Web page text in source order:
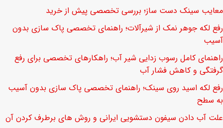
معایب سینک دست ساز؛ بررسی تخصصی پیش از خرید
رفع لکه جوهر نمک از شیرآلات؛ راهنمای تخصصی پاک سازی بدون
آسیب
راهنمای کامل رسوب زدایی شیر آب؛ راهکارهای تخصصی برای رفع
گرفتگی و کاهش فشار آب
رفع لکه اسید روی سینک؛ راهنمای تخصصی پاک سازی بدون آسیب
به سطح
علت آب دادن سیفون دستشویی ایرانی و روش های برطرف کردن آن